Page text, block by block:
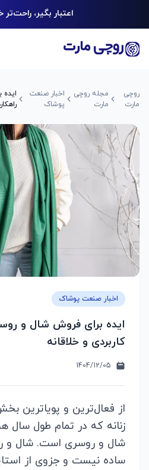
اعتبار بگیر،
روچی
مارت
مجله روچی
مارت
اخبار صنعت
پوشاک
اخبار صنعت پوشاک
ایده برای فروش شال و
کاربردی و خلاقانه
1404/12/05
از فعال‌ترین و پویاترین
زنانه که در تمام طول سال هم
شال و روسری است. شال و
ساده نیست و جزوی از